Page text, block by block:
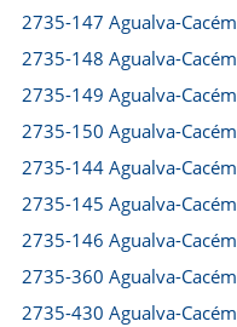
2735-147 Agualva-Cacém
2735-148 Agualva-Cacém
2735-149 Agualva-Cacém
2735-150 Agualva-Cacém
2735-144 Agualva-Cacém
2735-145 Agualva-Cacém
2735-146 Agualva-Cacém
2735-360 Agualva-Cacém
2735-430 Agualva-Cacém